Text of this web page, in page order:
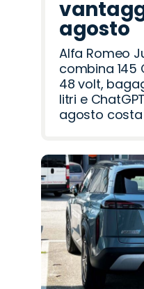
agosto
Alfa Romeo
combina 145
48 volt,
litri e
agosto costa